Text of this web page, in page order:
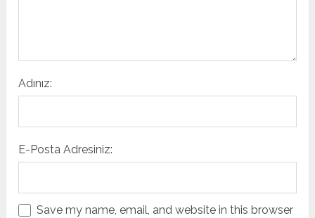
Adınız:
E-Posta Adresiniz:
Save my name, email, and website in this browser